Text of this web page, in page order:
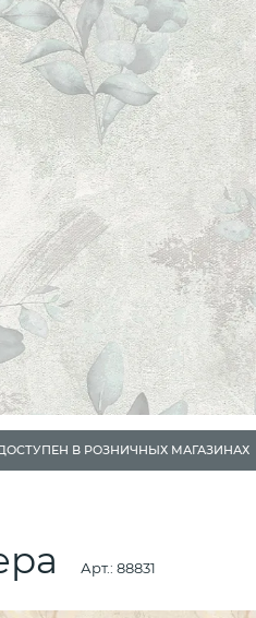
В РОЗНИЧНЫХ МАГАЗИНАХ
Арт.: 88831